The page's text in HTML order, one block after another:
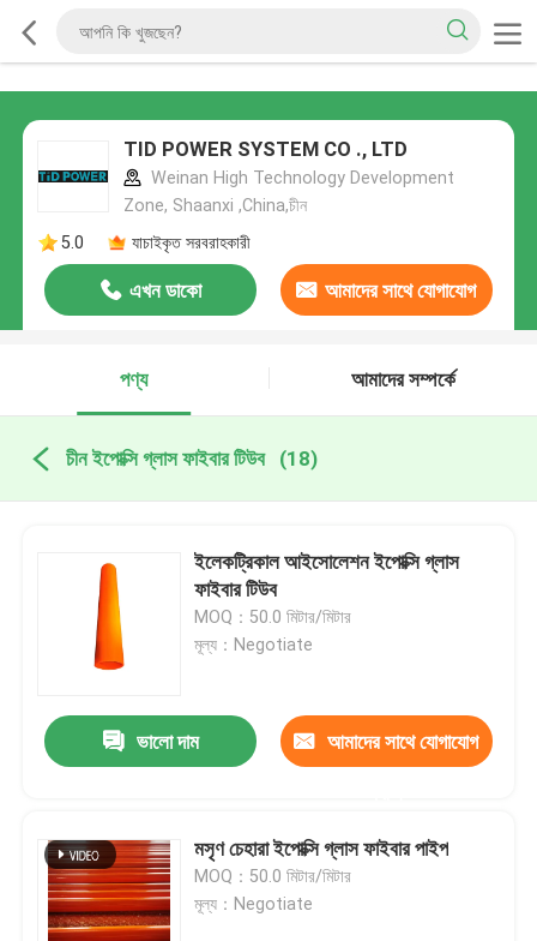
TID POWER SYSTEM CO ., LTD
Weinan High Technology Development
Zone, Shaanxi ,China,চীন
5.0
যাচাইকৃত সরবরাহকারী
এখন ডাকো আমাদের সাথে যোগাযোগ
পণ্য
আমাদের সম্পর্কে
চীন ইপোক্সি গ্লাস ফাইবার টিউব (18)
ইলেকট্রিকাল আইসোলেশন ইপোক্সি গ্লাস
ফাইবার টিউব
MOQ：50.0 মিটার/মিটার
মূল্য：Negotiate
ভালো দাম আমাদের সাথে যোগাযোগ
মসৃণ চেহারা ইপোক্সি গ্লাস ফাইবার পাইপ
MOQ：50.0 মিটার/মিটার
মূল্য：Negotiate